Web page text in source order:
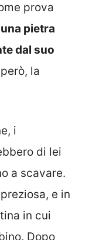
prova
pietra
dal suo
la
i
di lei
a scavare.
e in
in cui
Dopo